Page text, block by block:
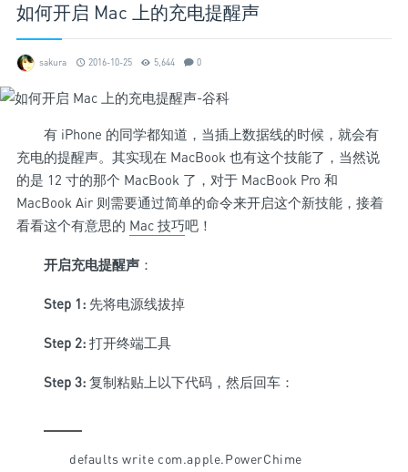
如何开启 Mac 上的充电提醒声
sakura 2016-10-25 5,644 0
有 iPhone 的同学都知道，当插上数据线的时候，就会有
充电的提醒声。其实现在 MacBook 也有这个技能了，当然说
的是 12 寸的那个 MacBook 了，对于 MacBook Pro 和
MacBook Air 则需要通过简单的命令来开启这个新技能，接着
看看这个有意思的 Mac 技巧吧！
开启充电提醒声 ：
Step 1: 先将电源线拔掉
Step 2: 打开终端工具
Step 3: 复制粘贴上以下代码，然后回车：
defaults write com.apple.PowerChime